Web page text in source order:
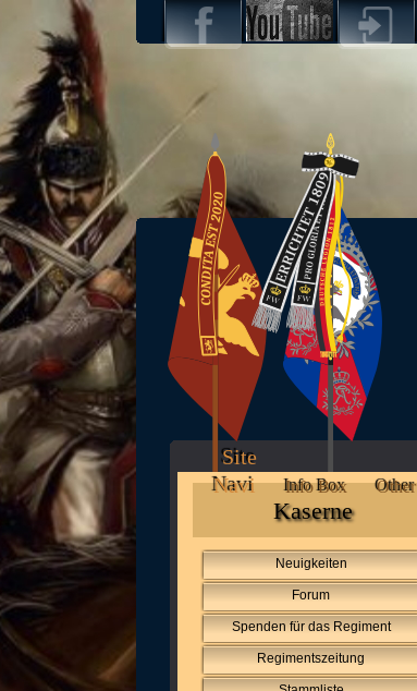
Site
Navi
Info Box Other
Kaserne
Neuigkeiten
Forum
Spenden für das Regiment
Regimentszeitung